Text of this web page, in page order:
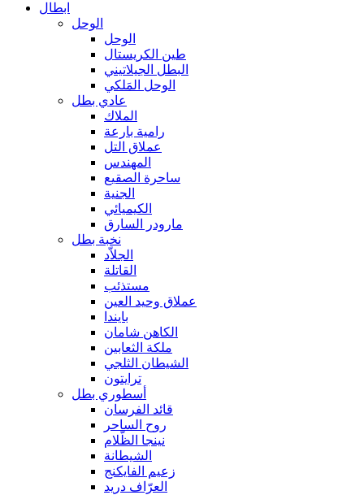
ابطال
الوحل
الوحل
طين الكريستال
البطل الجيلاتيني
الوحل المَلكي
عادي بطل
الملاك
رامية بارعة
عملاق التل
المهندس
ساحرة الصقيع
الجنية
الكيميائي
مارودر السارق
نخبة بطل
الجلاّد
القاتلة
مستذئب
عملاق وحيد العين
بايندا
الكاهن شامان
ملكة الثعابين
الشيطان الثلجي
ترايتون
أسطوري بطل
قائد الفرسان
روح الساحر
نينجا الظّلام
الشيطانة
زعيم الفايكنج
العرّاف دريد